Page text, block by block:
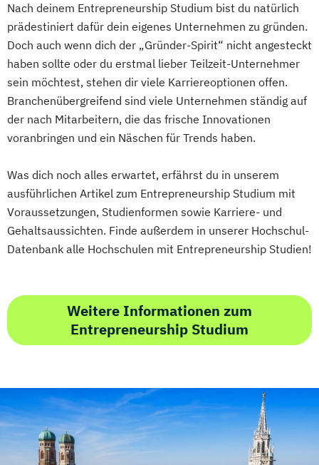
Sozialmanagement
Sportmanagement
Technische Betriebswirtschaftslehre
Technologie- und Innovationsmanagement
Verfahrenstechnik Wirtschaftsinformatik
Wirtschaftsinformatik und IT-Management
Wirtschaftsingenieurwesen
Energiesysteme mit Erneuerbaren Energien
Wirtschaftspsychologie
Nach deinem Entrepreneurship Studium bist du natürlich
prädestiniert dafür dein eigenes Unternehmen zu gründen.
Doch auch wenn dich der „Gründer-Spirit“ nicht angesteckt
haben sollte oder du erstmal lieber Teilzeit-Unternehmer
sein möchtest, stehen dir viele Karriereoptionen offen.
Branchenübergreifend sind viele Unternehmen ständig auf
der nach Mitarbeitern, die das frische Innovationen
voranbringen und ein Näschen für Trends haben.
Was dich noch alles erwartet, erfährst du in unserem
ausführlichen Artikel zum Entrepreneurship Studium mit
Voraussetzungen, Studienformen sowie Karriere- und
Gehaltsaussichten. Finde außerdem in unserer Hochschul-
Datenbank alle Hochschulen mit Entrepreneurship Studien!
Weitere Informationen zum
Entrepreneurship Studium